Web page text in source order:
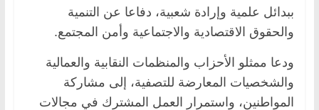
ببدائل علمية وإرادة شعبية، دفاعا عن التنمية
والحقوق الاقتصادية والاجتماعية وأمن المجتمع.
ودعا ممثلو الأحزاب والمنظمات النقابية والعمالية
والشخصيات المعارضة للتصفية، إلى مشاركة
المواطنين، واستمرار العمل المشترك في مجالات